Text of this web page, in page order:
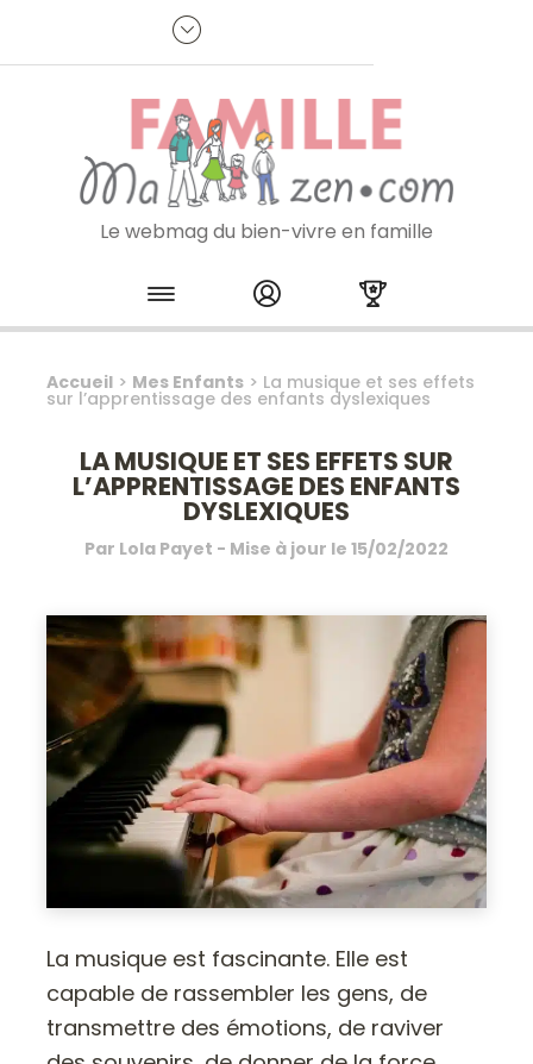
Je m'inscris à la newsletter
Le webmag du bien-vivre en famille
Skip to content
Accueil > Mes Enfants > La musique et ses effets
sur l’apprentissage des enfants dyslexiques
LA MUSIQUE ET SES EFFETS SUR
L’APPRENTISSAGE DES ENFANTS
DYSLEXIQUES
Par Lola Payet - Mise à jour le 15/02/2022
La musique est fascinante. Elle est
capable de rassembler les gens, de
transmettre des émotions, de raviver
Panneau de gestion des cookies